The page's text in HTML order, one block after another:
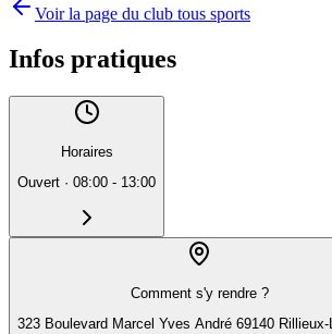
Voir la page du club tous sports
Infos pratiques
Horaires
Ouvert · 08:00 - 13:00
Comment s'y rendre ?
323 Boulevard Marcel Yves André 69140 Rillieux-